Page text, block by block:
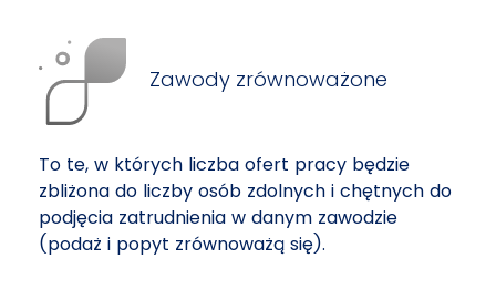
Zawody zrównoważone
To te, w których liczba ofert pracy będzie
zbliżona do liczby osób zdolnych i chętnych do
podjęcia zatrudnienia w danym zawodzie
(podaż i popyt zrównoważą się).